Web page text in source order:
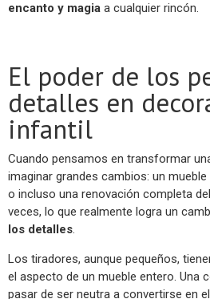
encanto y magia a cualquier rincón.
El poder de los
detalles en
infantil
Cuando pensamos en transformar
imaginar grandes cambios: un
o incluso una renovación completa
veces, lo que realmente logra un
los detalles.
Los tiradores, aunque pequeños,
el aspecto de un mueble entero. Una
pasar de ser neutra a convertirse en